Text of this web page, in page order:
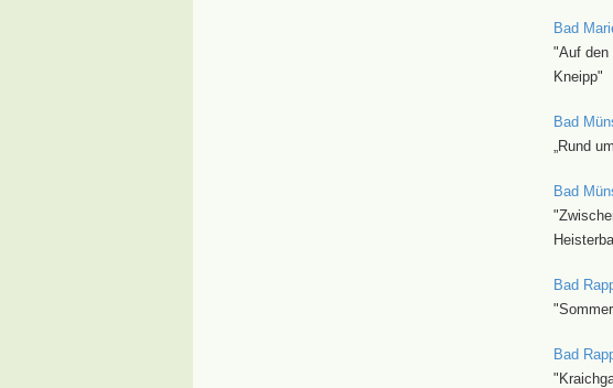
Bad
"Auf den
Kneipp"
Bad
„Rund
Bad
Bad
Bad